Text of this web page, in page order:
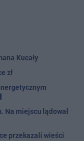
Kucały
zł
Na miejscu lądował
przekazali wieści